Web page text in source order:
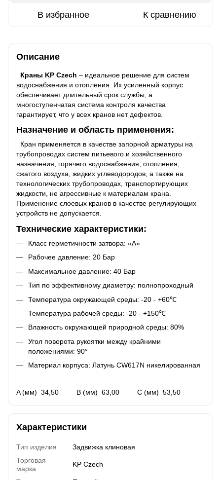
В избранное К сравнению
Описание
Краны KP Czech – идеальное решение для систем
водоснабжения и отопления. Их усиленный корпус
обеспечивает длительный срок службы, а
многоступенчатая система контроля качества
гарантирует, что у всех кранов нет дефектов.
Назначение и область применения:
Кран применяется в качестве запорной арматуры на
трубопроводах систем питьевого и хозяйственного
назначения, горячего водоснабжения, отопления,
сжатого воздуха, жидких углеводородов, а также на
технологических трубопроводах, транспортирующих
жидкости, не агрессивные к материалам крана.
Применение слоевых кранов в качестве регулирующих
устройств не допускается.
Технические характеристики:
Класс герметичности затвора: «А»
Рабочее давление: 20 Бар
Максимальное давление: 40 Бар
Тип по эффективному диаметру: полнопроходный
Температура окружающей среды: -20 - +60℃
Температура рабочей среды: -20 - +150℃
Влажность окружающей природной среды: 80%
Угол поворота рукоятки между крайними
положениями: 90°
Материал корпуса: Латунь CW617N никелированная
A (мм) 34,50 B (мм) 63,00 C (мм) 53,50
Характеристики
Тип изделия
Задвижка клиновая
Торговая
марка
KP Czech